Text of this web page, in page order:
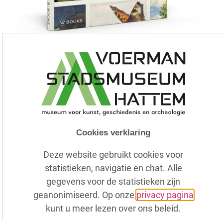
Mijn gedroomde Nederland | Jan Voerman jr. en de
landschap waarderen
Wie kent ze niet: de plaatjesalbums van Verkade
uit de vorige eeuw. Generaties groeiden ermee op,
plakten de plaatjes zorgvuldig in en raakten
betoverd door de kleurrijke beelden uit de natuur
Cookies verklaring
Deze website gebruikt cookies voor
statistieken, navigatie en chat. Alle
gegevens voor de statistieken zijn
geanonimiseerd. Op onze privacy pagina
kunt u meer lezen over ons beleid.